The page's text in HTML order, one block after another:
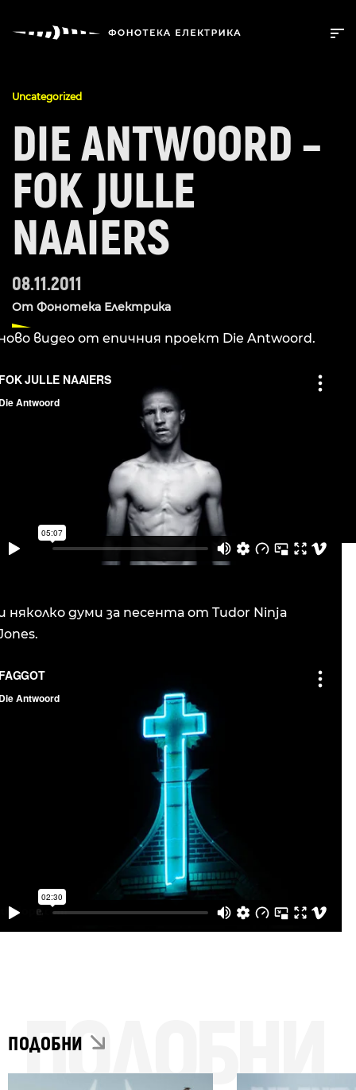
Uncategorized
DIE ANTWOORD –
FOK JULLE
NAAIERS
08.11.2011
От Фонотека Електрика
видео от епичния проект Die Antwoord.
няколко думи за песента от Tudor Ninja
ПОДОБНИ
ПОДОБНИ